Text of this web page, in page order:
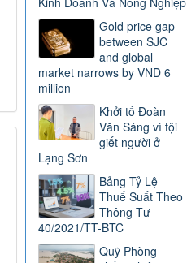
Gold price gap
between SJC
and global
market narrows by VND 6
million
Khởi tố Đoàn
Văn Sáng vì tội
giết người ở
Lạng Sơn
Bảng Tỷ Lệ
Thuế Suất Theo
Thông Tư
40/2021/TT-BTC
Quỹ Phòng